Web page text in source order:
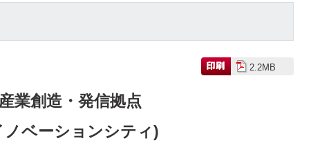
2.2MB
業創造・発信拠点
ノベーションシティ)